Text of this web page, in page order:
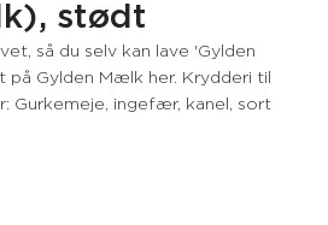
stødt
så du selv kan lave 'Gylden
Gylden Mælk her. Krydderi til
Gurkemeje, ingefær, kanel, sort